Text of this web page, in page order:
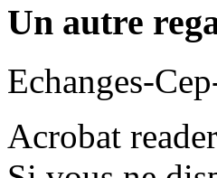
Un autre
Echanges-
Acrobat